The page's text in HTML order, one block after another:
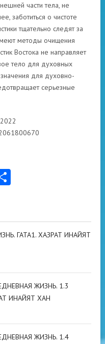
части тела, не
заботиться о чистоте
тщательно следят за
методы очищения
Востока не направляет
тело для духовных
для духовно-
серьезные
ГАТА1. ХАЗРАТ ИНАЙЯТ
ЖИЗНЬ. 1.3
ИНАЙЯТ ХАН
ЖИЗНЬ. 1.4